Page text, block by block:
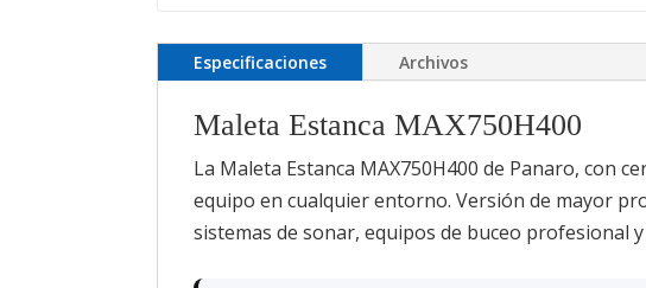
Especificaciones Archivos
Maleta Estanca MAX750H400
La Maleta Estanca MAX750H400 de Panaro, con
equipo en cualquier entorno. Versión de mayor
sistemas de sonar, equipos de buceo profesional